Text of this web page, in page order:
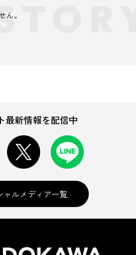
ん。
最新情報を配信中
ャルメディア一覧